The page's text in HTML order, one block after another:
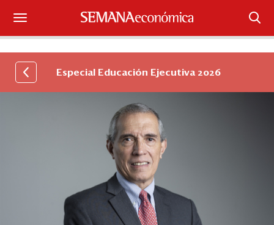
Iniciar sesión
¿Qué está pasando?
Sectores y Empresas
Management
Economía y Finanzas
Especial Educación Ejecutiva 2026